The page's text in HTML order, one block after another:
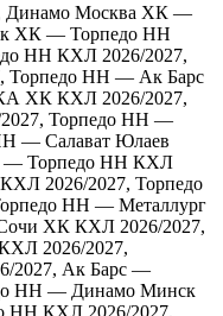
Динамо Москва ХК —
ХК — Торпедо НН
НН КХЛ 2026/2027,
Торпедо НН — Ак Барс
ХК КХЛ 2026/2027,
Торпедо НН —
— Салават Юлаев
— Торпедо НН КХЛ
КХЛ 2026/2027, Торпедо
НН — Металлург
ХК КХЛ 2026/2027,
2026/2027,
2027, Ак Барс —
НН — Динамо Минск
НН КХЛ 2026/2027,